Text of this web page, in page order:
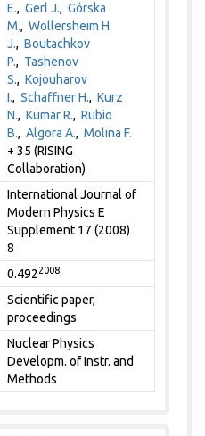
E.,Gerl J.,Górska
M.,Wollersheim H.
J.,Boutachkov
P., Tashenov
S.,Kojouharov
I.,Schaffner H.,Kurz
N.,Kumar R.,Rubio
B.,Algora A.,Molina F.
+ 35 (RISING
Collaboration)
International Journal of
Modern Physics E
Supplement 17 (2008)
8
0.4922008
Scientific paper,
proceedings
Nuclear Physics
Developm. of Instr. and
Methods